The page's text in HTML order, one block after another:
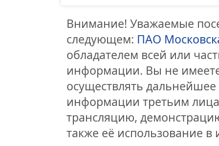
Внимание! Уважаемые
следующем: ПАО
обладателем всей или
информации. Вы не
осуществлять
информации третьим
трансляцию,
также её использование